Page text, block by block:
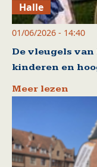
Halle
01/06/2026 - 14:40
De vleugels
kinderen en
Meer lezen